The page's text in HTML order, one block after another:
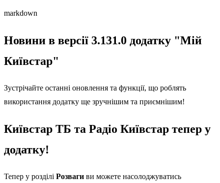
markdown
Новини в версії 3.131.0 додатку "Мій
Київстар"
Зустрічайте останні оновлення та функції, що роблять
використання додатку ще зручнішим та приємнішим!
Київстар ТБ та Радіо Київстар тепер у
додатку!
Тепер у розділі Розваги ви можете насолоджуватись